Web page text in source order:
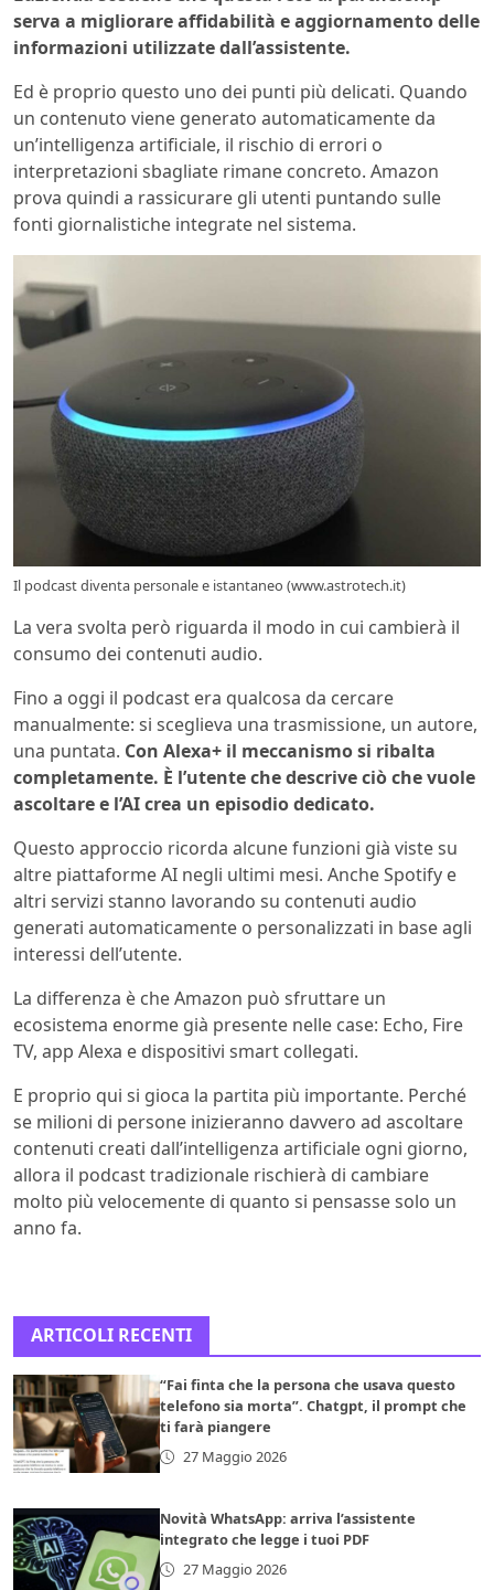
serva a migliorare affidabilità e aggiornamento delle
informazioni utilizzate dall’assistente.
Ed è proprio questo uno dei punti più delicati. Quando
un contenuto viene generato automaticamente da
un’intelligenza artificiale, il rischio di errori o
interpretazioni sbagliate rimane concreto. Amazon
prova quindi a rassicurare gli utenti puntando sulle
fonti giornalistiche integrate nel sistema.
Il podcast diventa personale e istantaneo (www.astrotech.it)
La vera svolta però riguarda il modo in cui cambierà il
consumo dei contenuti audio.
Fino a oggi il podcast era qualcosa da cercare
manualmente: si sceglieva una trasmissione, un autore,
una puntata. Con Alexa+ il meccanismo si ribalta
completamente. È l’utente che descrive ciò che vuole
ascoltare e l’AI crea un episodio dedicato.
Questo approccio ricorda alcune funzioni già viste su
altre piattaforme AI negli ultimi mesi. Anche Spotify e
altri servizi stanno lavorando su contenuti audio
generati automaticamente o personalizzati in base agli
interessi dell’utente.
La differenza è che Amazon può sfruttare un
ecosistema enorme già presente nelle case: Echo, Fire
TV, app Alexa e dispositivi smart collegati.
E proprio qui si gioca la partita più importante. Perché
se milioni di persone inizieranno davvero ad ascoltare
contenuti creati dall’intelligenza artificiale ogni giorno,
allora il podcast tradizionale rischierà di cambiare
molto più velocemente di quanto si pensasse solo un
anno fa.
ARTICOLI RECENTI
“Fai finta che la persona che usava questo
telefono sia morta”. Chatgpt, il prompt che
ti farà piangere
27 Maggio 2026
Novità WhatsApp: arriva l’assistente
integrato che legge i tuoi PDF
27 Maggio 2026